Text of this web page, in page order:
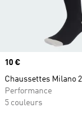
Prix
10 €
Chaussettes Milano
Performance
5 couleurs